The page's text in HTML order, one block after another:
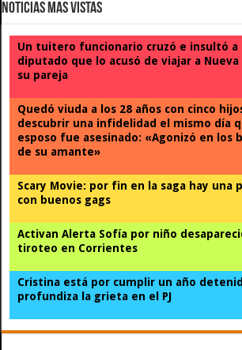
Noticias Mas Vistas
Un tuitero funcionario cruzó e insultó a
diputado que lo acusó de viajar a Nueva
su pareja
Quedó viuda a los 28 años con cinco
descubrir una infidelidad el mismo día
esposo fue asesinado: «Agonizó en los
de su amante»
Scary Movie: por fin en la saga hay una
con buenos gags
Activan Alerta Sofía por niño
tiroteo en Corrientes
Cristina está por cumplir un año
profundiza la grieta en el PJ